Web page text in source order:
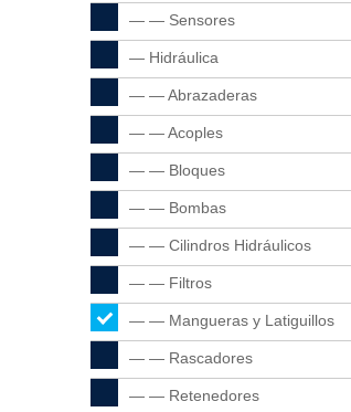
— — Sensores
— Hidráulica
— — Abrazaderas
— — Acoples
— — Bloques
— — Bombas
— — Cilindros Hidráulicos
— — Filtros
— — Mangueras y Latiguillos
— — Rascadores
— — Retenedores